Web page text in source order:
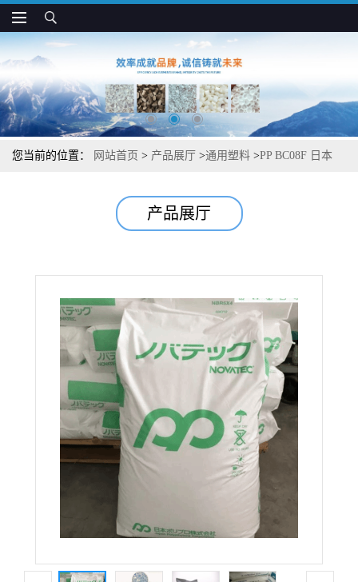
您当前的位置： 网站首页 > 产品展厅 >通用塑料 >PP BC08F 日本
产品展厅